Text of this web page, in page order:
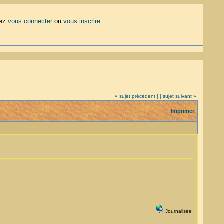
vous connecterou vous inscrire.
« sujet précédent | | sujet suivant »
Imprimer
Journalisée